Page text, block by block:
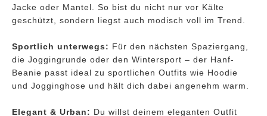
Jacke oder Mantel. So bist du nicht nur vor Kälte
geschützt, sondern liegst auch modisch voll im Trend.
Sportlich unterwegs: Für den nächsten Spaziergang,
die Joggingrunde oder den Wintersport – der Hanf-
Beanie passt ideal zu sportlichen Outfits wie Hoodie
und Jogginghose und hält dich dabei angenehm warm.
Elegant & Urban: Du willst deinem eleganten Outfit